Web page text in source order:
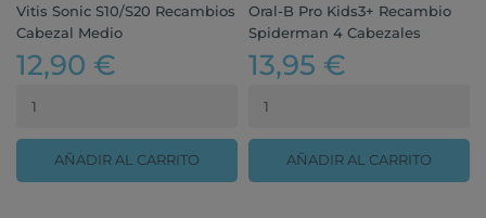
Vitis Sonic S10/S20 Recambios
Cabezal Medio
12,90 €
AÑADIR AL CARRITO
Oral-B Pro Kids3+ Recambio
Spiderman 4 Cabezales
13,95 €
AÑADIR AL CARRITO